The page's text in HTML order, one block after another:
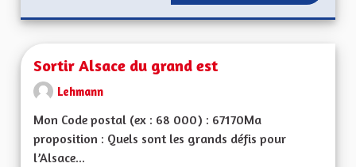
Sortir Alsace du grand est
Lehmann
Mon Code postal (ex : 68 000) : 67170Ma
proposition : Quels sont les grands défis pour
l’Alsace...